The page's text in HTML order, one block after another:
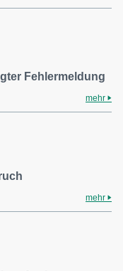
Fehlermeldung
mehr
mehr